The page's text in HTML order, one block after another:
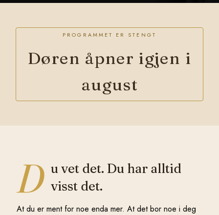
PROGRAMMET ER STENGT
Døren åpner igjen i
august
D u vet det. Du har alltid
visst det.
At du er ment for noe enda mer. At det bor noe i deg